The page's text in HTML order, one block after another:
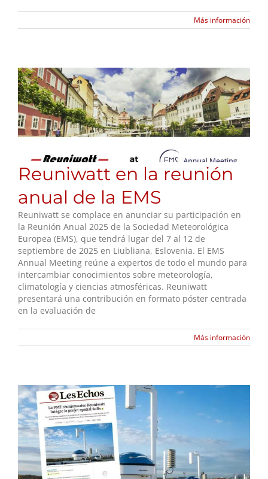
Más información
Reuniwatt en la reunión
anual de la EMS
Reuniwatt se complace en anunciar su participación en
la Reunión Anual 2025 de la Sociedad Meteorológica
Europea (EMS), que tendrá lugar del 7 al 12 de
septiembre de 2025 en Liubliana, Eslovenia. El EMS
Annual Meeting reúne a expertos de todo el mundo para
intercambiar conocimientos sobre meteorología,
climatología y ciencias atmosféricas. Reuniwatt
presentará una contribución en formato póster centrada
en la evaluación de
Más información